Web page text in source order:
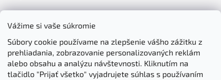
Vážime si vaše súkromie
Súbory cookie používame na zlepšenie vášho zážitku z
prehliadania, zobrazovanie personalizovaných reklám
alebo obsahu a analýzu návštevnosti. Kliknutím na
tlačidlo "Prijať všetko" vyjadrujete súhlas s používaním